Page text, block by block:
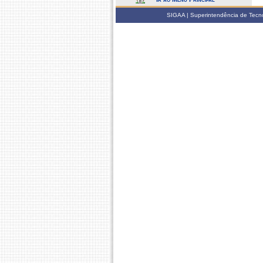
SIGAA | Superintendência de